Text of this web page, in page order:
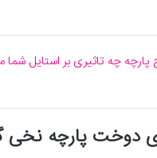
چه تاثیری بر استایل شما
دوخت پارچه نخی